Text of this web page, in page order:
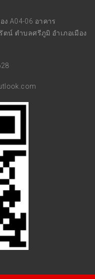
A04-06 อาคาร
น์ ตำบลศรีภูมิ อำเภอเมือง